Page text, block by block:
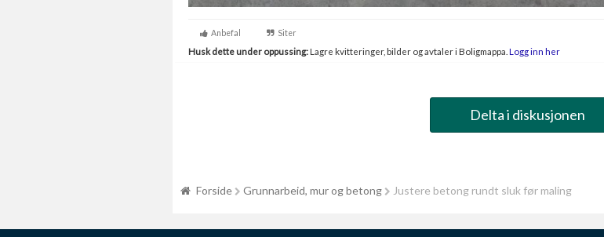
Anbefal Siter
Husk dette under oppussing:Lagre kvitteringer, bilder og avtaler i Boligmappa. Logg inn her
Delta i diskusjonen
Forside Grunnarbeid, mur og betong Justere betong rundt sluk før maling